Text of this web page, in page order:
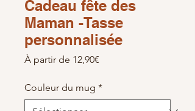
Cadeau fête des
Maman -Tasse
personnalisée
À partir de 12,90€
Couleur du mug *